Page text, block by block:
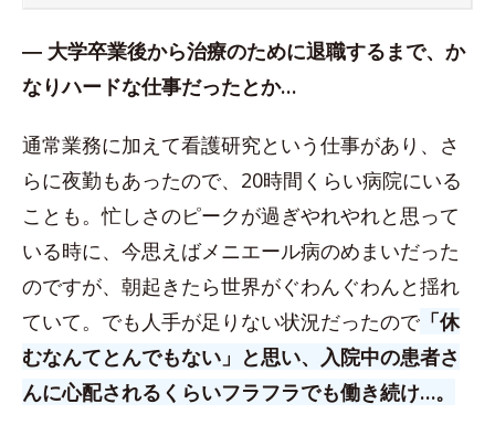
― 大学卒業後から治療のために退職するまで、か
なりハードな仕事だったとか…
通常業務に加えて看護研究という仕事があり、さ
らに夜勤もあったので、20時間くらい病院にいる
ことも。忙しさのピークが過ぎやれやれと思って
いる時に、今思えばメニエール病のめまいだった
のですが、朝起きたら世界がぐわんぐわんと揺れ
ていて。でも人手が足りない状況だったので 「休
むなんてとんでもない」と思い、入院中の患者さ
んに心配されるくらいフラフラでも働き続け…。